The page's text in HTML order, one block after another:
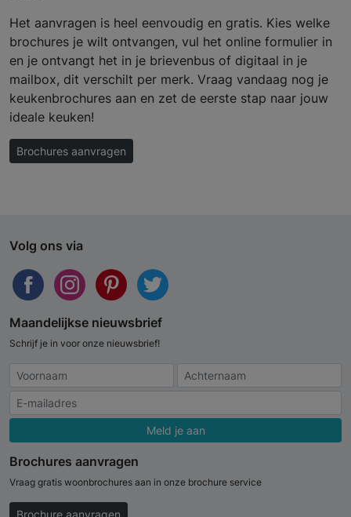
Het aanvragen is heel eenvoudig en gratis. Kies welke
brochures je wilt ontvangen, vul het online formulier in
en je ontvangt het in je brievenbus of digitaal in je
mailbox, dit verschilt per merk. Vraag vandaag nog je
keukenbrochures aan en zet de eerste stap naar jouw
ideale keuken!
Brochures aanvragen
Volg ons via
Maandelijkse nieuwsbrief
Schrijf je in voor onze nieuwsbrief!
Meld je aan
Brochures aanvragen
Vraag gratis woonbrochures aan in onze brochure service
Brochure aanvragen